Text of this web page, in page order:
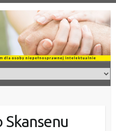
Skansenu